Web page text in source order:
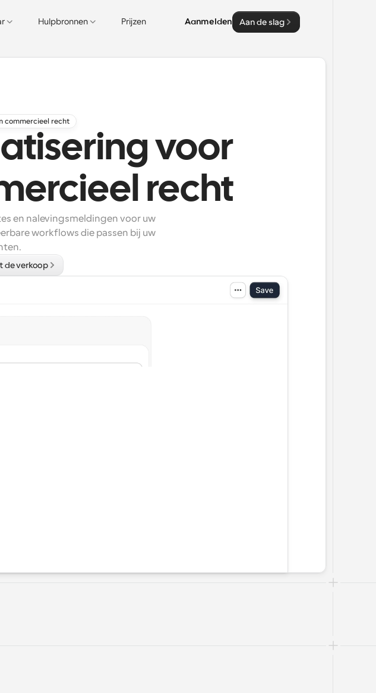
Hulpbronnen Prijzen Aanmelden Aan de slag
commercieel recht
voor
recht
en nalevingsmeldingen voor uw
workflows die passen bij uw
de verkoop